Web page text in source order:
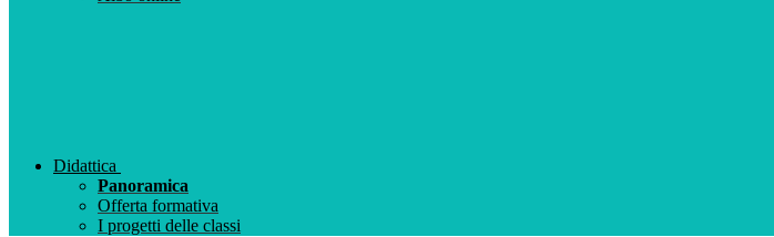
Didattica
Panoramica
Offerta formativa
I progetti delle classi